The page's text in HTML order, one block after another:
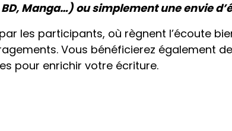
Manga…) ou simplement une envie
les participants, où règnent l’écoute
Vous bénéficierez également
pour enrichir votre écriture.